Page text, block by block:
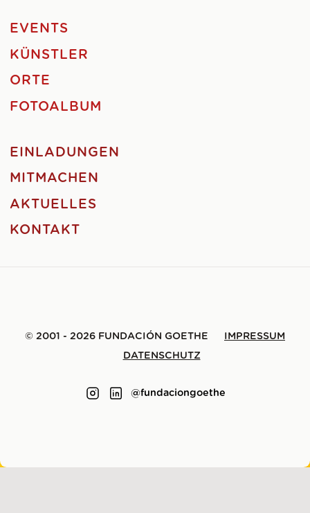
EVENTS
KÜNSTLER
ORTE
FOTOALBUM
EINLADUNGEN
MITMACHEN
AKTUELLES
KONTAKT
© 2001 - 2026 FUNDACIÓN GOETHE
IMPRESSUM
DATENSCHUTZ
@fundaciongoethe